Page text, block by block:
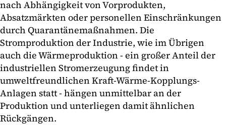
nach Abhängigkeit von Vorprodukten,
Absatzmärkten oder personellen Einschränkungen
durch Quarantänemaßnahmen. Die
Stromproduktion der Industrie, wie im Übrigen
auch die Wärmeproduktion - ein großer Anteil der
industriellen Stromerzeugung findet in
umweltfreundlichen Kraft-Wärme-Kopplungs-
Anlagen statt - hängen unmittelbar an der
Produktion und unterliegen damit ähnlichen
Rückgängen.